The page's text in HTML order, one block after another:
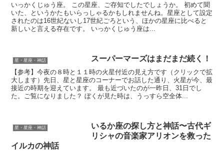
いっかくじゅう座。 この星座、ご存知でしたでしょうか。 初めて聞
いた、というかたもいらっしゃるかもしれませんね。星座として設定
されたのは16世紀ないし17世紀ごろという、ほかの星座に比べると
新しいと言える存在です。 いっかくじゅう座は...
星・星座・神話 スーパーマーズはまだまだ続く！
【参考】今夜の８時と１１時の火星付近の見え方です（クリックで拡
大します）先日、星と星座のコーナーでお話した通り、火星が今、最
接近の時期を迎えています。 最も近づいたのが一昨日、31日でし
た。ご覧になりました？ ぼくが見た時は、うっすら空全体...
星・星座・神話
いるか座の探し方と神話〜古代ギ
リシャの音楽家アリオンを救った
イルカの神話